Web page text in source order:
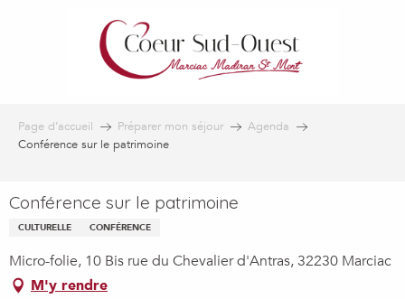
Page d’accueil Préparer mon séjour
Agenda
Conférence sur le patrimoine
Conférence sur le patrimoine
CULTURELLE CONFÉRENCE
Micro-folie, 10 Bis rue du Chevalier d'Antras, 32230 Marciac
M'y rendre